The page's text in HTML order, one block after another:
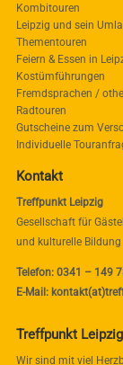
Kombitouren
Leipzig und sein
Thementouren
Feiern & Essen in
Kostümführungen
Fremdsprachen /
Radtouren
Gutscheine zum
Individuelle
Kontakt
Treffpunkt Leipzig
Gesellschaft für
und kulturelle Bildung
Telefon: 0341 – 149
E-Mail:
Treffpunkt Leipzig
Wir sind mit viel